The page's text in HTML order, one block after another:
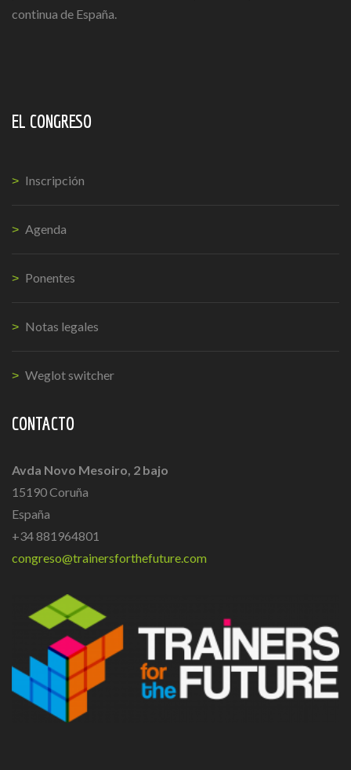
continua de España.
EL CONGRESO
Inscripción
Agenda
Ponentes
Notas legales
Weglot switcher
CONTACTO
Avda Novo Mesoiro, 2 bajo
15190 Coruña
España
+34 881964801
congreso@trainersforthefuture.com